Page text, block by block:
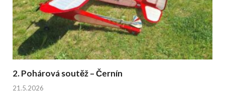
2. Pohárová soutěž – Černín
21.5.2026